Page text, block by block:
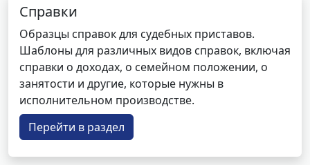
Справки
Образцы справок для судебных приставов.
Шаблоны для различных видов справок, включая
справки о доходах, о семейном положении, о
занятости и другие, которые нужны в
исполнительном производстве.
Перейти в раздел